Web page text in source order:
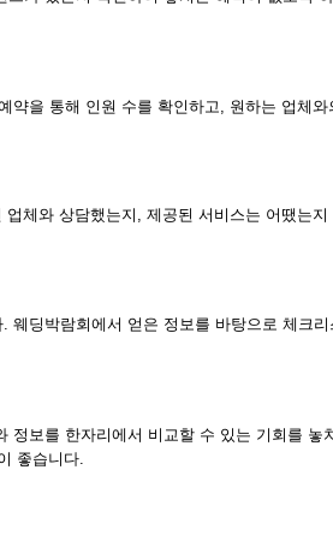
약을 통해 인원 수를 확인하고, 원하는 업체와
체와 상담했는지, 제공된 서비스는 어땠는지
웨딩박람회에서 얻은 정보를 바탕으로 체크리
정보를 한자리에서 비교할 수 있는 기회를 놓
좋습니다.